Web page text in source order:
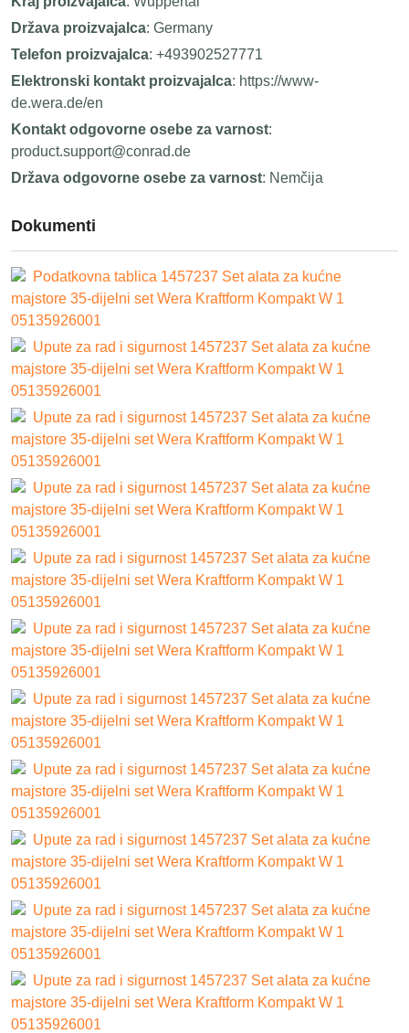
Država proizvajalca: Germany
Telefon proizvajalca: +493902527771
Elektronski kontakt proizvajalca: https://www-
de.wera.de/en
Kontakt odgovorne osebe za varnost:
product.support@conrad.de
Država odgovorne osebe za varnost: Nemčija
Dokumenti
Podatkovna tablica 1457237 Set alata za kućne
majstore 35-dijelni set Wera Kraftform Kompakt W 1
05135926001
Upute za rad i sigurnost 1457237 Set alata za kućne
majstore 35-dijelni set Wera Kraftform Kompakt W 1
05135926001
Upute za rad i sigurnost 1457237 Set alata za kućne
majstore 35-dijelni set Wera Kraftform Kompakt W 1
05135926001
Upute za rad i sigurnost 1457237 Set alata za kućne
majstore 35-dijelni set Wera Kraftform Kompakt W 1
05135926001
Upute za rad i sigurnost 1457237 Set alata za kućne
majstore 35-dijelni set Wera Kraftform Kompakt W 1
05135926001
Upute za rad i sigurnost 1457237 Set alata za kućne
majstore 35-dijelni set Wera Kraftform Kompakt W 1
05135926001
Upute za rad i sigurnost 1457237 Set alata za kućne
majstore 35-dijelni set Wera Kraftform Kompakt W 1
05135926001
Upute za rad i sigurnost 1457237 Set alata za kućne
majstore 35-dijelni set Wera Kraftform Kompakt W 1
05135926001
Upute za rad i sigurnost 1457237 Set alata za kućne
majstore 35-dijelni set Wera Kraftform Kompakt W 1
05135926001
Upute za rad i sigurnost 1457237 Set alata za kućne
majstore 35-dijelni set Wera Kraftform Kompakt W 1
05135926001
Upute za rad i sigurnost 1457237 Set alata za kućne
majstore 35-dijelni set Wera Kraftform Kompakt W 1
05135926001